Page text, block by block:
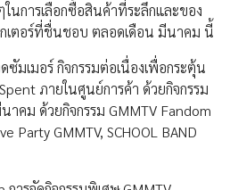
นการเลือกซื้อสินค้าที่ระลึกและของ
เตอร์ที่ชื่นชอบ ตลอดเดือน มีนาคม นี้
มเมอร์ กิจกรรมต่อเนื่องเพื่อกระตุ้น
ภายในศูนย์การค้า ด้วยกิจกรรม
คม ด้วยกิจกรรม GMMTV Fandom
Party GMMTV, SCHOOL BAND